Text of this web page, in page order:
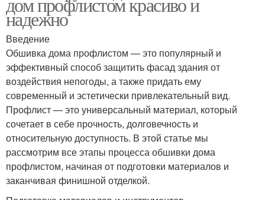
надежно
Введение
Обшивка дома профлистом — это популярный и
эффективный способ защитить фасад здания от
воздействия непогоды, а также придать ему
современный и эстетически привлекательный вид.
Профлист — это универсальный материал, который
сочетает в себе прочность, долговечность и
относительную доступность. В этой статье мы
рассмотрим все этапы процесса обшивки дома
профлистом, начиная от подготовки материалов и
заканчивая финишной отделкой.